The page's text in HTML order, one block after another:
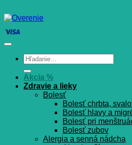
Hľadať:
Akcia %
Zdravie a lieky
Bolesť
Bolesť chrbta,
Bolesť hlavy a
Bolesť pri
Bolesť zubov
Alergia a senná nádcha